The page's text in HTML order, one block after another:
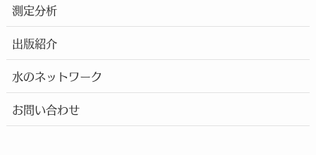
測定分析
出版紹介
水のネットワーク
お問い合わせ